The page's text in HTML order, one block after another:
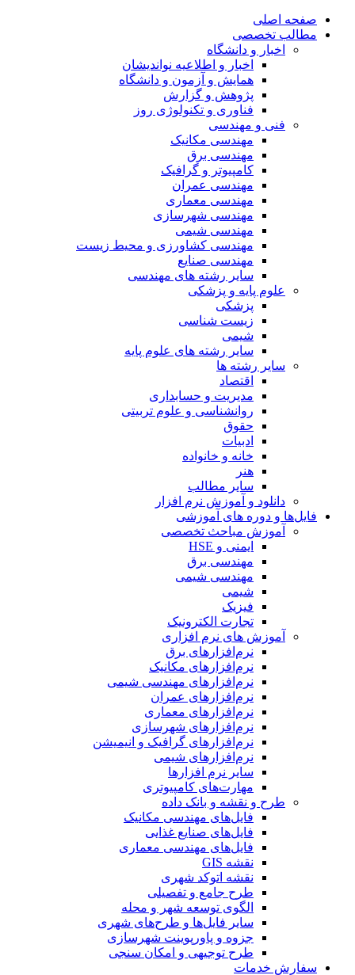
صفحه اصلی
مطالب تخصصی
اخبار و دانشگاه
اخبار و اطلاعیه نواندیشان
همایش و آزمون و دانشگاه
پژوهش و گزارش
فناوری و تکنولوژی روز
فنی و مهندسی
مهندسی مکانیک
مهندسی برق
کامپیوتر و گرافیک
مهندسی عمران
مهندسی معماری
مهندسی شهرسازی
مهندسی شیمی
مهندسی کشاورزی و محیط زیست
مهندسی صنایع
سایر رشته های مهندسی
علوم پایه و پزشکی
پزشکی
زیست شناسی
شیمی
سایر رشته های علوم پایه
سایر رشته ها
اقتصاد
مدیریت و حسابداری
روانشناسی و علوم تربیتی
حقوق
ادبیات
خانه و خانواده
هنر
سایر مطالب
دانلود و آموزش نرم افزار
فایل‌ها و دوره های آموزشی
آموزش مباحث تخصصی
ایمنی و HSE
مهندسی برق
مهندسی شیمی
شیمی
فیزیک
تجارت الکترونیک
آموزش های نرم افزاری
نرم‌افزارهای برق
نرم‌افزارهای مکانیک
نرم‌افزارهای مهندسی شیمی
نرم‌افزارهای عمران
نرم‌افزارهای معماری
نرم‌افزارهای شهرسازی
نرم‌افزارهای گرافیک و انیمیشن
نرم‌افزارهای شیمی
سایر نرم افزارها
مهارت‌های کامپیوتری
طرح و نقشه و بانک داده
فایل‌های مهندسی مکانیک
فایل‌های صنایع غذایی
فایل‌های مهندسی معماری
نقشه GIS
نقشه اتوکد شهری
طرح جامع و تفصیلی
الگوی توسعه شهر و محله
سایر فایل‌ها و طرح‌های شهری
جزوه و پاورپوینت شهرسازی
طرح توجیهی و امکان سنجی
سفارش خدمات